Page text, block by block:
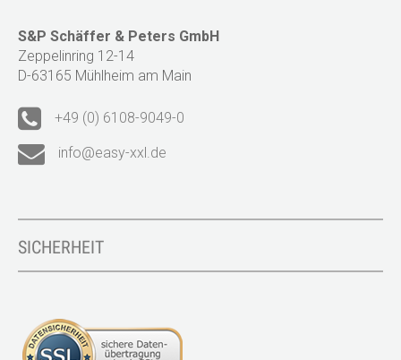
S&P Schäffer & Peters GmbH
Zeppelinring 12-14
D-63165 Mühlheim am Main
+49 (0) 6108-9049-0
info@easy-xxl.de
SICHERHEIT